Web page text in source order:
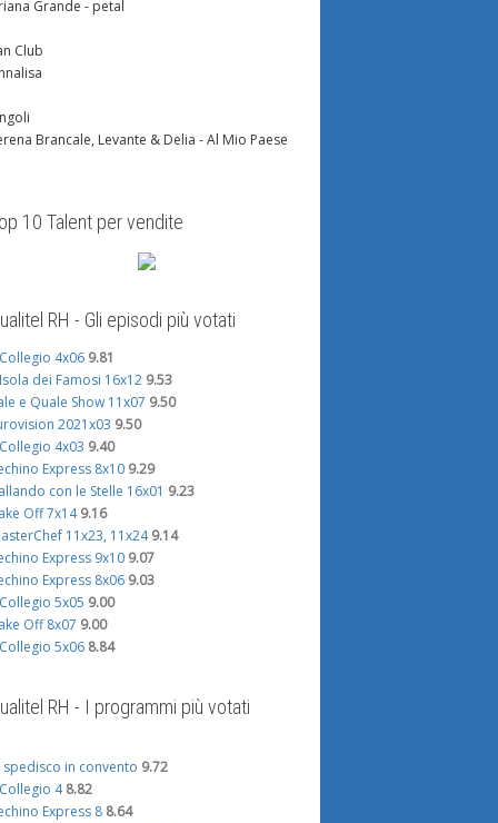
Grande - petal
Club
Brancale, Levante & Delia - Al Mio Paese
10 Talent per vendite
RH - Gli episodi più votati
4x06 9.81
dei Famosi 16x12 9.53
e Quale Show 11x07 9.50
2021x03 9.50
4x03 9.40
Express 8x10 9.29
con le Stelle 16x01 9.23
Off 7x14 9.16
11x23, 11x24 9.14
Express 9x10 9.07
Express 8x06 9.03
5x05 9.00
Off 8x07 9.00
5x06 8.84
RH - I programmi più votati
spedisco in convento 9.72
4 8.82
Express 8 8.64